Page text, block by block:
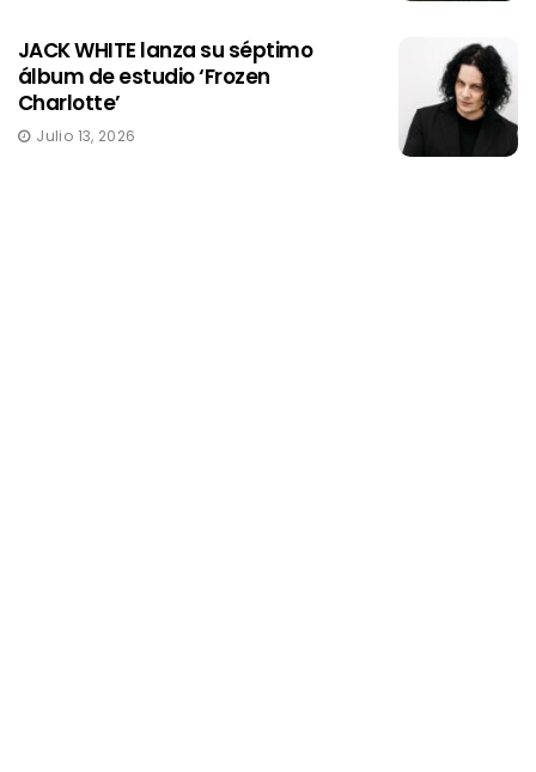
JACK WHITE lanza su séptimo
álbum de estudio ‘Frozen
Charlotte’
Julio 13, 2026